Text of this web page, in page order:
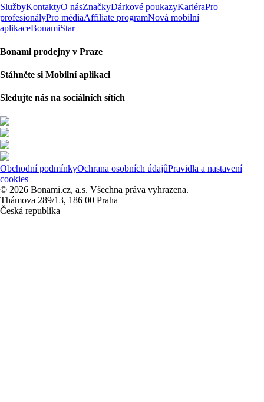
SlužbyKontaktyO násZnačkyDárkové poukazyKariéraPro
profesionályPro médiaAffiliate programNová mobilní
aplikaceBonamiStar
Bonami prodejny v Praze
Stáhněte si Mobilní aplikaci
Sledujte nás na sociálních sítích
Obchodní podmínkyOchrana osobních údajůPravidla a nastavení
cookies
© 2026 Bonami.cz, a.s. Všechna práva vyhrazena.
Thámova 289/13, 186 00 Praha
Česká republika